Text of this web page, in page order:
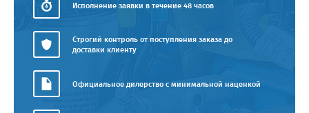
Исполнение заявки в течение 48 часов
Строгий контроль от поступления заказа до
доставки клиенту
Официальное дилерство с минимальной наценкой